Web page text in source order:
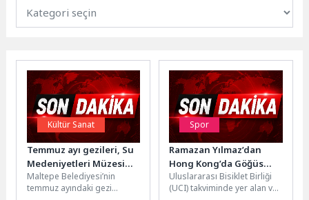
Kültür Sanat
Temmuz ayı gezileri, Su
Medeniyetleri Müzesi
ziyaretiyle başladı
Maltepe Belediyesi’nin
temmuz ayındaki gezi
Spor
Ramazan Yılmaz’dan
Hong Kong’da Göğüs
Kabartan Mücadele
Uluslararası Bisiklet Birliği
(UCI) takviminde yer alan ve